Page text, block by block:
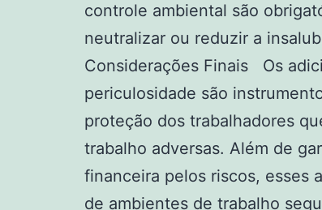
controle ambiental são
neutralizar ou reduzir a
Considerações Finais Os
periculosidade são
proteção dos trabalhadores
trabalho adversas. Além de
financeira pelos riscos, esses
de ambientes de trabalho